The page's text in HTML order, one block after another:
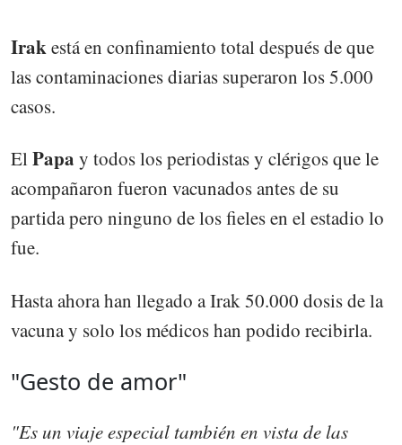
Irakestá en confinamiento total después de que
las contaminaciones diarias superaron los 5.000
casos.
ElPapa y todos los periodistas y clérigos que le
acompañaron fueron vacunados antes de su
partida pero ninguno de los fieles en el estadio lo
fue.
Hasta ahora han llegado a Irak 50.000 dosis de la
vacuna y solo los médicos han podido recibirla.
"Gesto de amor"
"Es un viaje especial también en vista de las